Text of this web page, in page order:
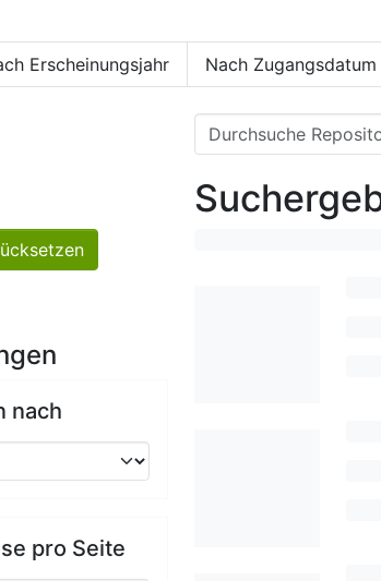
Erscheinungsjahr Nach Zugangsdatum
nach
pro Seite